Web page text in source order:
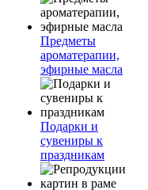
Предметы
ароматерапии,
эфирные масла
Подарки и
сувениры к
праздникам